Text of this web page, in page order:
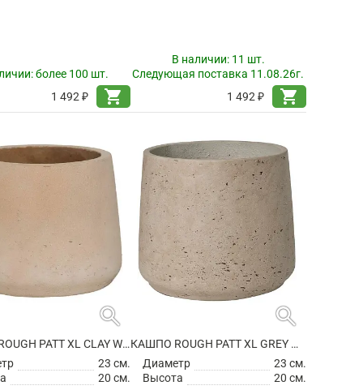
более 100 шт.
1 492 ₽
shopping_cart
В наличии: 11 шт.
Следующая поставка 11.08.26г.
1 492 ₽
shopping_cart
search
КАШПО ROUGH PATT XL CLAY WASHED
23 см.
20 см.
search
КАШПО ROUGH PATT XL GREY WASHED
Диаметр
23 см.
Высота
20 см.